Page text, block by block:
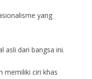
yang
asli dari bangsa ini.
memiliki ciri khas